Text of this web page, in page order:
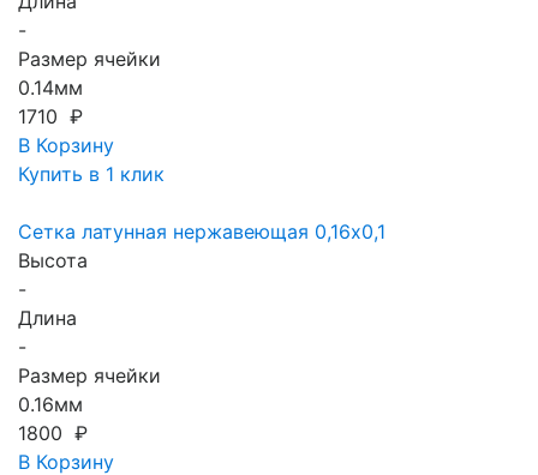
-
Размер ячейки
0.14мм
1710 ₽
В Корзину
Купить в 1 клик
Сетка латунная нержавеющая 0,16x0,1
Высота
-
Длина
-
Размер ячейки
0.16мм
1800 ₽
В Корзину